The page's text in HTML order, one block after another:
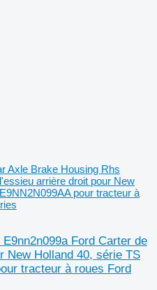
Axle Brake Housing Rhs
arrière droit pour New
pour tracteur à
Ford Carter de
New Holland 40, série TS
tracteur à roues Ford